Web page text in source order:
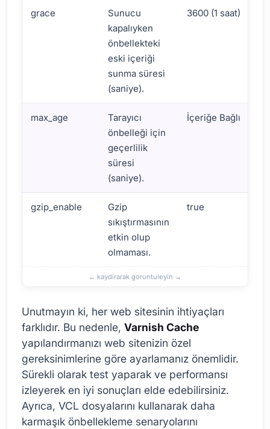
grace
Sunucu
kapalıyken
önbellekteki
eski içeriği
sunma süresi
(saniye).
3600 (1 saat)
max_age
Tarayıcı
önbelleği için
geçerlilik
süresi
(saniye).
İçeriğe Bağlı
gzip_enable
Gzip
sıkıştırmasının
etkin olup
olmaması.
true
Unutmayın ki, her web sitesinin ihtiyaçları
farklıdır. Bu nedenle, Varnish Cache
yapılandırmanızı web sitenizin özel
gereksinimlerine göre ayarlamanız önemlidir.
Sürekli olarak test yaparak ve performansı
izleyerek en iyi sonuçları elde edebilirsiniz.
Ayrıca, VCL dosyalarını kullanarak daha
karmaşık önbellekleme senaryolarını